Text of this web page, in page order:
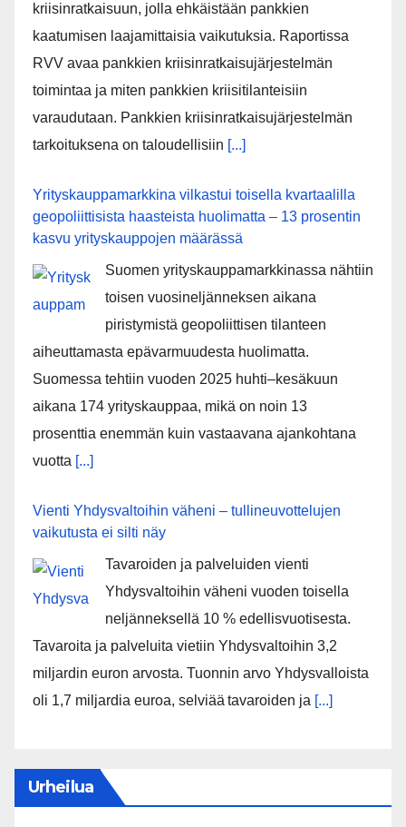
kriisinratkaisuun, jolla ehkäistään pankkien
kaatumisen laajamittaisia vaikutuksia. Raportissa
RVV avaa pankkien kriisinratkaisujärjestelmän
toimintaa ja miten pankkien kriisitilanteisiin
varaudutaan. Pankkien kriisinratkaisujärjestelmän
tarkoituksena on taloudellisiin [...]
Yrityskauppamarkkina vilkastui toisella kvartaalilla
geopoliittisista haasteista huolimatta – 13 prosentin
kasvu yrityskauppojen määrässä
Suomen yrityskauppamarkkinassa nähtiin
toisen vuosineljänneksen aikana
piristymistä geopoliittisen tilanteen
aiheuttamasta epävarmuudesta huolimatta.
Suomessa tehtiin vuoden 2025 huhti–kesäkuun
aikana 174 yrityskauppaa, mikä on noin 13
prosenttia enemmän kuin vastaavana ajankohtana
vuotta [...]
Vienti Yhdysvaltoihin väheni – tullineuvottelujen
vaikutusta ei silti näy
Tavaroiden ja palveluiden vienti
Yhdysvaltoihin väheni vuoden toisella
neljänneksellä 10 % edellisvuotisesta.
Tavaroita ja palveluita vietiin Yhdysvaltoihin 3,2
miljardin euron arvosta. Tuonnin arvo Yhdysvalloista
oli 1,7 miljardia euroa, selviää tavaroiden ja [...]
Urheilua